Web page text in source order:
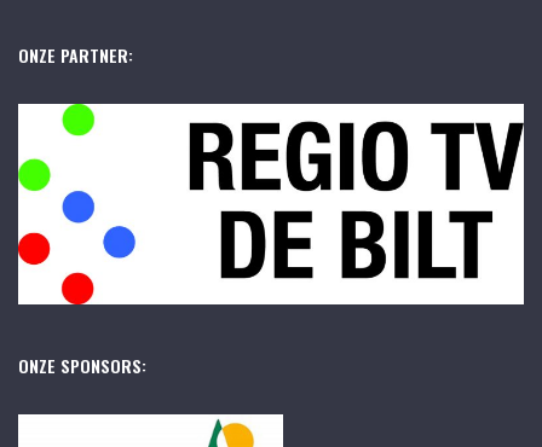
ONZE PARTNER:
ONZE SPONSORS: